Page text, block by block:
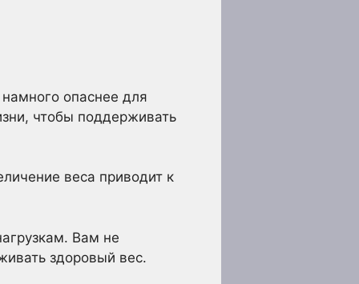
опаснее для
чтобы поддерживать
веса приводит к
Вам не
здоровый вес.